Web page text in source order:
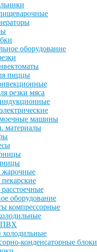
оборудование
пиццы
резки мяса
машины
материалы
оборудование
компрессорные
ПВХ
конденсаторные блоки